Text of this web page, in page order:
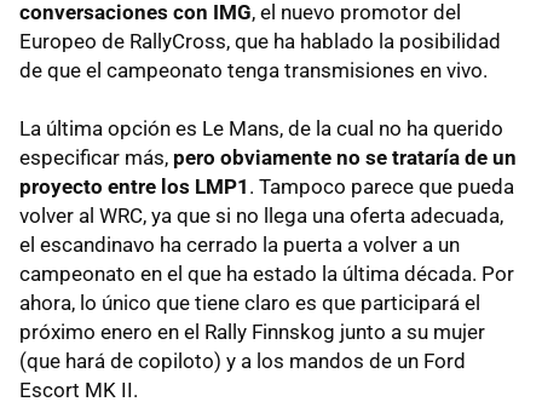
conversaciones con IMG, el nuevo promotor del
Europeo de RallyCross, que ha hablado la posibilidad
de que el campeonato tenga transmisiones en vivo.
La última opción es Le Mans, de la cual no ha querido
especificar más, pero obviamente no se trataría de un
proyecto entre los LMP1 . Tampoco parece que pueda
volver al WRC, ya que si no llega una oferta adecuada,
el escandinavo ha cerrado la puerta a volver a un
campeonato en el que ha estado la última década. Por
ahora, lo único que tiene claro es que participará el
próximo enero en el Rally Finnskog junto a su mujer
(que hará de copiloto) y a los mandos de un Ford
Escort MK II.